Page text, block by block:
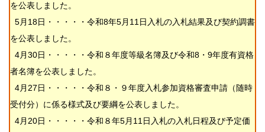
を公表しました。
5月18日・・・・・令和8年5月11日入札の入札結果及び契約調書
を公表しました。
4月30日・・・・・令和８年度等級名簿及び令和8・9年度有資格
者名簿を公表しました。
4月27日・・・・・令和８・９年度入札参加資格審査申請（随時
受付分）に係る様式及び要綱を公表しました。
4月20日・・・・・令和８年5月11日入札の入札日程及び予定価